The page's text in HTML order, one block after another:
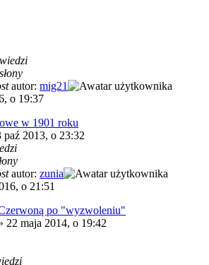
autor: mig21
o 19:37
w 1901 roku
paź 2013, o 23:32
autor: zunia
o 21:51
po "wyzwoleniu"
22 maja 2014, o 19:42